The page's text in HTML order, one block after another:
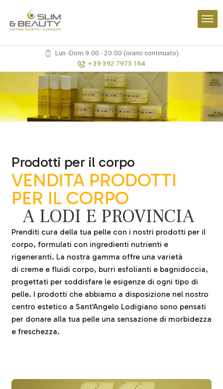
Lun -Dom 9.00 - 20.00 (orario continuato)
+ 39 392 7973 164
Prodotti per il corpo
VENDITA PRODOTTI
PER IL CORPO
A LODI E PROVINCIA
Prenditi cura della tua pelle con i nostri prodotti per il
corpo, formulati con ingredienti nutrienti e
rigeneranti. La nostra gamma offre una varietà
di creme e fluidi corpo, burri esfolianti e bagnidoccia,
progettati per soddisfare le esigenze di ogni tipo di
pelle. I prodotti che abbiamo a disposizione nel nostro
centro estetico a Sant'Angelo Lodigiano sono pensati
per donare alla tua pelle una sensazione di morbidezza
e freschezza.